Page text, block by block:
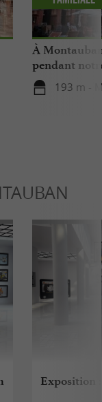
À
pendant
193 m -
Exposition